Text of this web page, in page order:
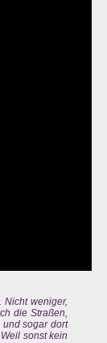
weniger,
die Straßen,
und sogar dort
sonst kein